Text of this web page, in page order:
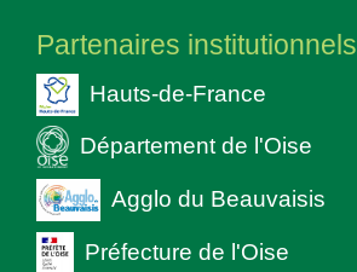
Partenaires institutionnels
Hauts-de-France
Département de l'Oise
Agglo du Beauvaisis
Préfecture de l'Oise